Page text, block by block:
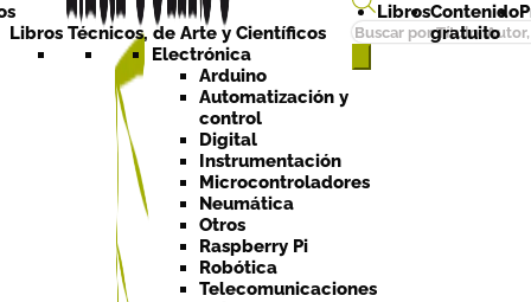
Búsqueda
de
Libros Técnicos, de Arte y Científicos
Electrónica
Arduino
Automatización y
control
Digital
Instrumentación
Microcontroladores
Neumática
Otros
Raspberry Pi
Robótica
Telecomunicaciones
LibrosContenido
gratuito